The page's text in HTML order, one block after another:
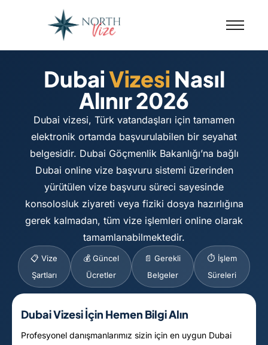
DubaiVizesi Nasıl
Alınır 2026
Dubai vizesi, Türk vatandaşları için tamamen
elektronik ortamda başvurulabilen bir seyahat
belgesidir. Dubai Göçmenlik Bakanlığı’na bağlı
Dubai online vize başvuru sistemi üzerinden
yürütülen vize başvuru süreci sayesinde
konsolosluk ziyareti veya fiziki dosya hazırlığına
gerek kalmadan, tüm vize işlemleri online olarak
tamamlanabilmektedir.
📋 Vize
Şartları
💰 Güncel
Ücretler
📄 Gerekli
Belgeler
⏱️ İşlem
Süreleri
Dubai Vizesi İçin Hemen Bilgi Alın
Profesyonel danışmanlarımız sizin için en uygun Dubai